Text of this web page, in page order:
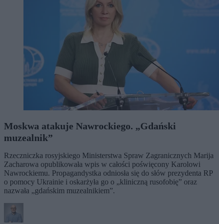
Moskwa atakuje Nawrockiego. „Gdański
muzealnik”
Rzeczniczka rosyjskiego Ministerstwa Spraw Zagranicznych Marija
Zacharowa opublikowała wpis w całości poświęcony Karolowi
Nawrockiemu. Propagandystka odniosła się do słów prezydenta RP
o pomocy Ukrainie i oskarżyła go o „kliniczną rusofobię” oraz
nazwała „gdańskim muzealnikiem”.